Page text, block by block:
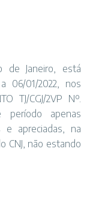
de Janeiro, está
06/01/2022, nos
TJ/CGJ/2VP Nº.
período apenas
e apreciadas, na
CNJ, não estando